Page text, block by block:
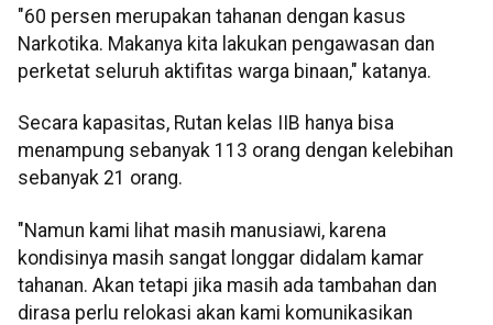
"60 persen merupakan tahanan dengan kasus
Narkotika. Makanya kita lakukan pengawasan dan
perketat seluruh aktifitas warga binaan," katanya.
Secara kapasitas, Rutan kelas IIB hanya bisa
menampung sebanyak 113 orang dengan kelebihan
sebanyak 21 orang.
"Namun kami lihat masih manusiawi, karena
kondisinya masih sangat longgar didalam kamar
tahanan. Akan tetapi jika masih ada tambahan dan
dirasa perlu relokasi akan kami komunikasikan